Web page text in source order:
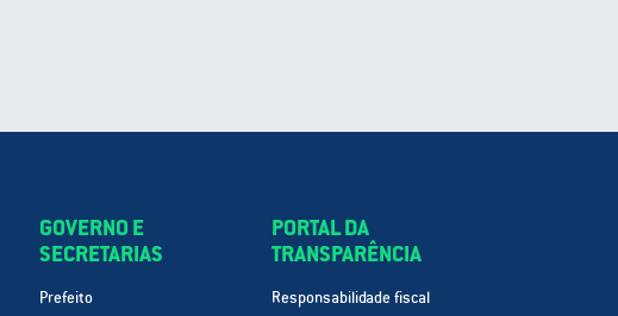
GOVERNO E
SECRETARIAS
Prefeito
PORTAL DA
TRANSPARÊNCIA
Responsabilidade fiscal